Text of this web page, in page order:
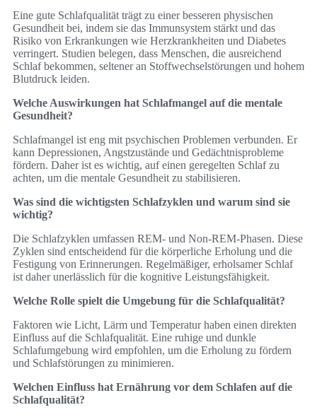
Eine gute Schlafqualität trägt zu einer besseren physischen
Gesundheit bei, indem sie das Immunsystem stärkt und das
Risiko von Erkrankungen wie Herzkrankheiten und Diabetes
verringert. Studien belegen, dass Menschen, die ausreichend
Schlaf bekommen, seltener an Stoffwechselstörungen und hohem
Blutdruck leiden.
Welche Auswirkungen hat Schlafmangel auf die mentale
Gesundheit?
Schlafmangel ist eng mit psychischen Problemen verbunden. Er
kann Depressionen, Angstzustände und Gedächtnisprobleme
fördern. Daher ist es wichtig, auf einen geregelten Schlaf zu
achten, um die mentale Gesundheit zu stabilisieren.
Was sind die wichtigsten Schlafzyklen und warum sind sie
wichtig?
Die Schlafzyklen umfassen REM- und Non-REM-Phasen. Diese
Zyklen sind entscheidend für die körperliche Erholung und die
Festigung von Erinnerungen. Regelmäßiger, erholsamer Schlaf
ist daher unerlässlich für die kognitive Leistungsfähigkeit.
Welche Rolle spielt die Umgebung für die Schlafqualität?
Faktoren wie Licht, Lärm und Temperatur haben einen direkten
Einfluss auf die Schlafqualität. Eine ruhige und dunkle
Schlafumgebung wird empfohlen, um die Erholung zu fördern
und Schlafstörungen zu minimieren.
Welchen Einfluss hat Ernährung vor dem Schlafen auf die
Schlafqualität?